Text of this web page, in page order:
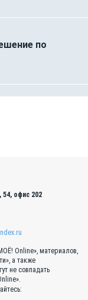
по
офис 202
Online», материалов,
а также
не совпадать